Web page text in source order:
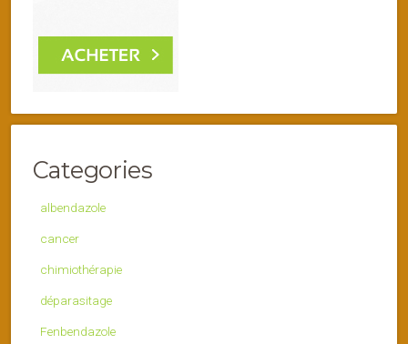
Categories
albendazole
cancer
chimiothérapie
déparasitage
Fenbendazole